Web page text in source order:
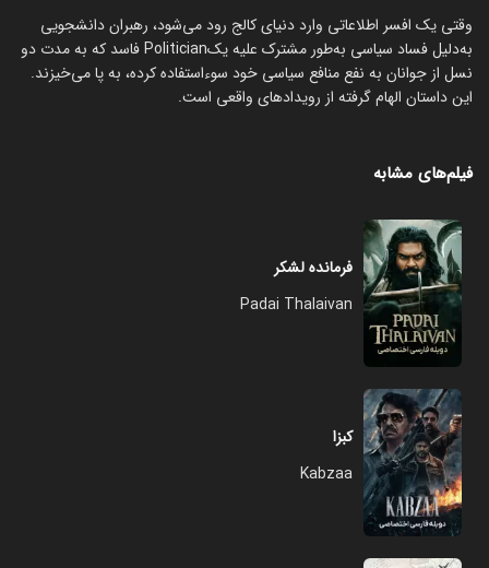
وقتی یک افسر اطلاعاتی وارد دنیای کالج رود می‌شود، رهبران دانشجویی
به‌دلیل فساد سیاسی به‌طور مشترک علیه یکPolitician فاسد که به مدت دو
نسل از جوانان به نفع منافع سیاسی خود سوءاستفاده کرده، به پا می‌خیزند.
این داستان الهام گرفته از رویدادهای واقعی است.
فیلم‌های مشابه
فرمانده لشکر
Padai Thalaivan
کبزا
Kabzaa